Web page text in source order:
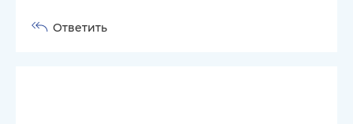
Ответить